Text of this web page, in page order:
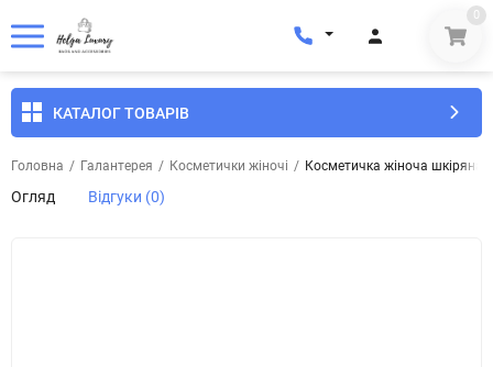
0
КАТАЛОГ ТОВАРІВ
Головна / Галантерея / Косметички жіночі / Косметичка жіноча шкіряна
Огляд Відгуки (0)